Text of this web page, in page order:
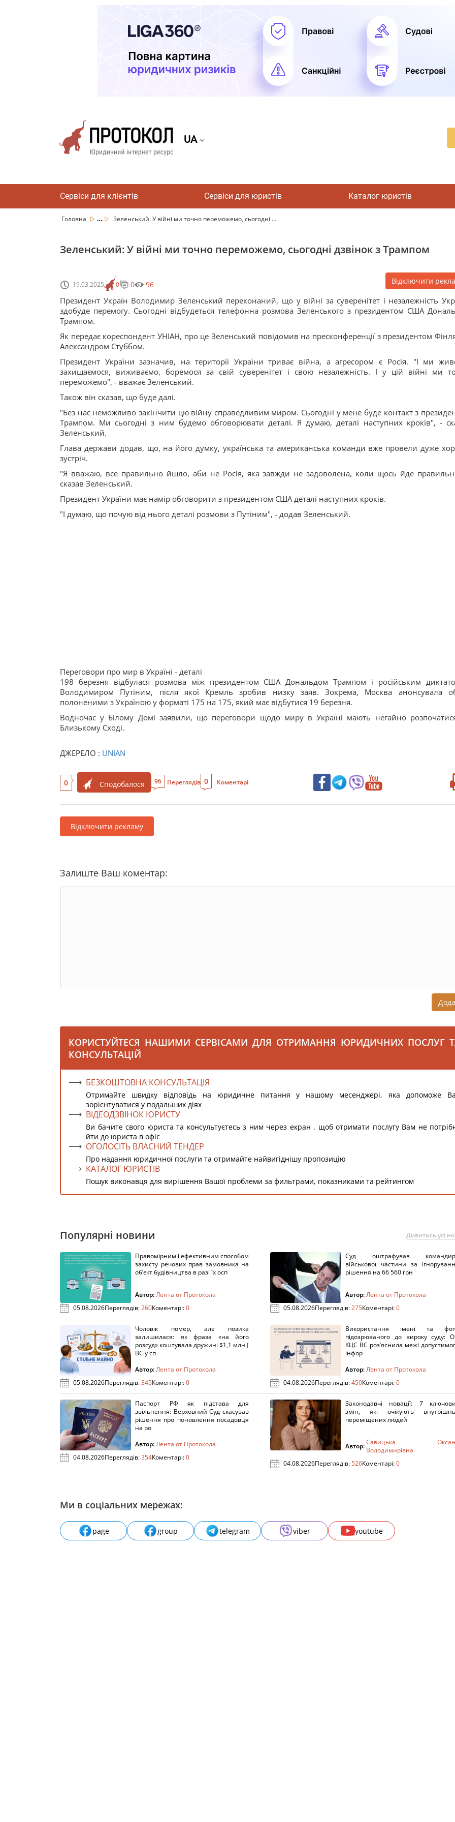
UA
Сервіси для клієнтів Сервіси для юристів Каталог юристів
Головна ... Зеленський: У війні ми точно переможемо, сьогодні ...
Зеленський: У війні ми точно переможемо, сьогодні дзвінок з Трампом
19.03.2025 0 0 96 Відключити
Президент Україн Володимир Зеленський переконаний, що у війні за суверенітет і незалежність
здобуде перемогу. Сьогодні відбудеться телефонна розмова Зеленського з президентом США
Трампом.
Як передає кореспондент УНІАН, про це Зеленський повідомив на пресконференції з президентом
Александром Стуббом.
Президент України зазначив, на території України триває війна, а агресором є Росія. "І ми
захищаємося, виживаємо, боремося за свій суверенітет і свою незалежність. І у цій війні ми
переможемо", - вважає Зеленський.
Також він сказав, що буде далі.
"Без нас неможливо закінчити цю війну справедливим миром. Сьогодні у мене буде контакт з
Трампом. Ми сьогодні з ним будемо обговорювати деталі. Я думаю, деталі наступних кроків", -
Зеленський.
Глава держави додав, що, на його думку, українська та американська команди вже провели дуже
зустріч.
"Я вважаю, все правильно йшло, аби не Росія, яка завжди не задоволена, коли щось йде
сказав Зеленський.
Президент України має намір обговорити з президентом США деталі наступних кроків.
"І думаю, що почую від нього деталі розмови з Путіним", - додав Зеленський.
Переговори про мир в Україні - деталі
198 березня відбулася розмова між президентом США Дональдом Трампом і російським
Володимиром Путіним, після якої Кремль зробив низку заяв. Зокрема, Москва анонсувала
полоненими з Україною у форматі 175 на 175, який має відбутися 19 березня.
Водночас у Білому Домі заявили, що переговори щодо миру в Україні мають негайно
Близькому Сході.
ДЖЕРЕЛО : UNIAN
0 Сподобалося 96 Переглядів 0 Коментарі
Відключити рекламу
Залиште Ваш коментар:
КОРИСТУЙТЕСЯ НАШИМИ СЕРВІСАМИ ДЛЯ ОТРИМАННЯ ЮРИДИЧНИХ ПОСЛУГ
КОНСУЛЬТАЦІЙ
БЕЗКОШТОВНА КОНСУЛЬТАЦІЯ
Отримайте швидку відповідь на юридичне питання у нашому месенджері, яка допоможе
зорієнтуватися у подальших діях
ВІДЕОДЗВІНОК ЮРИСТУ
Ви бачите свого юриста та консультуєтесь з ним через екран , щоб отримати послугу Вам не
йти до юриста в офіс
ОГОЛОСІТЬ ВЛАСНИЙ ТЕНДЕР
Про надання юридичної послуги та отримайте найвигіднішу пропозицію
КАТАЛОГ ЮРИСТІВ
Пошук виконавця для вирішення Вашої проблеми за фильтрами, показниками та рейтингом
Популярні новини Дивитись усі
Правомірним і ефективним способом
захисту речових прав замовника на
об’єкт будівництва в разі їх осп
Автор:Лента от Протокола
05.08.2026Переглядів:260Коментарі:0
Суд оштрафував
військової частини за
рішення на 66 560 грн
Автор:Лента от Протокола
05.08.2026Переглядів:275Коментарі:0
Чоловік помер, але позика
залишилася: як фраза «на його
розсуд» коштувала дружині $1,1 млн (
ВС у сп
Автор:Лента от Протокола
05.08.2026Переглядів:345Коментарі:0
Використання імені та
підозрюваного до вироку суду:
КЦС ВС роз’яснила межі
інфор
Автор:Лента от Протокола
04.08.2026Переглядів:450Коментарі:0
Паспорт РФ як підстава для
звільнення: Верховний Суд скасував
рішення про поновлення посадовця
на ро
Автор:Лента от Протокола
04.08.2026Переглядів:354Коментарі:0
Законодавчі новації: 7
змін, які очікують
переміщених людей
Автор:Савицька
Володимирівна
04.08.2026Переглядів:526Коментарі:0
Ми в соціальних мережах:
page group telegram viber youtube